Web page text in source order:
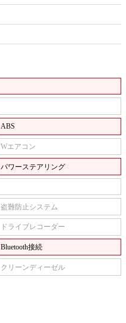
ABS
Wエアコン
パワーステアリング
盗難防止システム
ドライブレコーダー
Bluetooth接続
クリーンディーゼル